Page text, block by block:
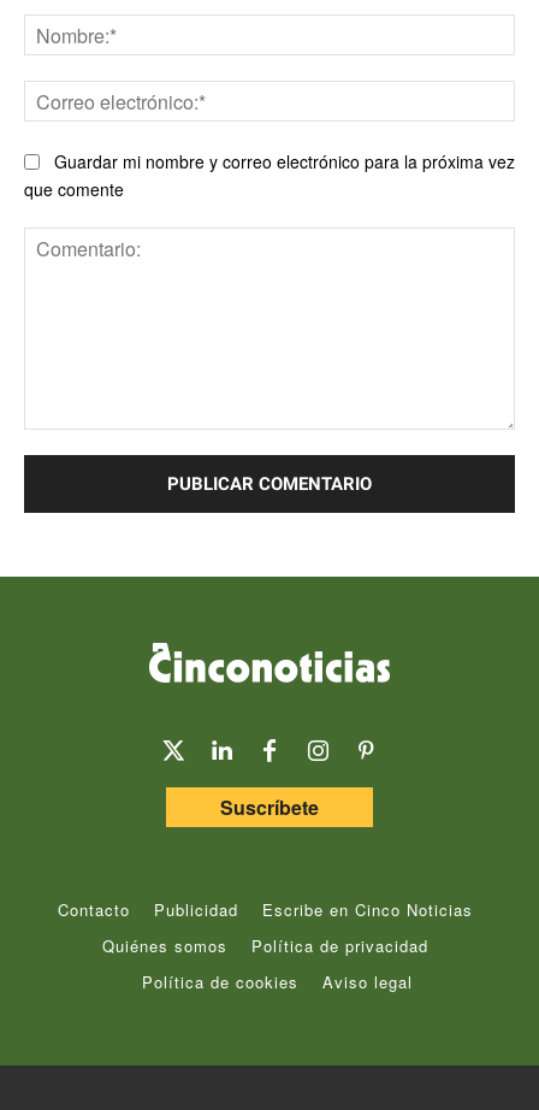
Guardar mi nombre y correo electrónico para la próxima vez
que comente
Suscríbete
Contacto Publicidad
Escribe en Cinco Noticias
Quiénes somos
Política de privacidad
Política de cookies
Aviso legal